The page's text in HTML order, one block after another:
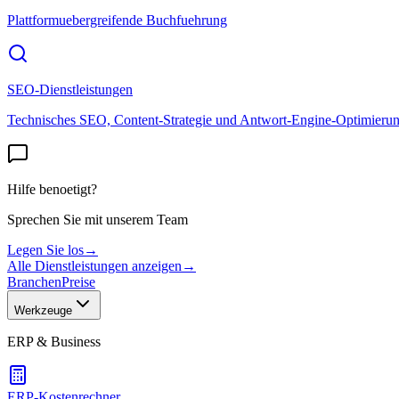
Plattformuebergreifende Buchfuehrung
SEO-Dienstleistungen
Technisches SEO, Content-Strategie und Antwort-Engine-
Hilfe benoetigt?
Sprechen Sie mit unserem Team
Legen Sie los→
Alle Dienstleistungen anzeigen →
BranchenPreise
Werkzeuge
ERP & Business